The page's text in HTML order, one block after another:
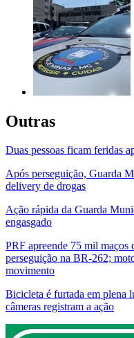
Outras
Duas pessoas ficam feridas
Após perseguição, Guarda
delivery de drogas
Ação rápida da Guarda
engasgado
PRF apreende 75 mil maços
perseguição na BR-262;
movimento
Bicicleta é furtada em plena
câmeras registram a ação